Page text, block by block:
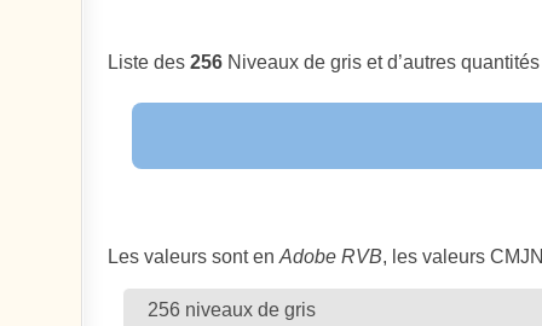
Liste des256 Niveaux de gris et d’autres
Les valeurs sont enAdobe RVB, les valeurs
256 niveaux de gris